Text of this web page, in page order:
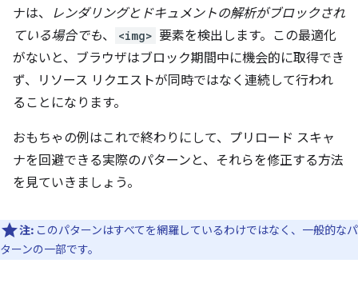
ナは、
レンダリングとドキュメントの解析がブロックされ
ている場合でも、 <img> 要素を検出します。この最適化
がないと、ブラウザはブロック期間中に機会的に取得でき
ず、リソース リクエストが同時ではなく連続して行われ
ることになります。
おもちゃの例はこれで終わりにして、プリロード スキャ
ナを回避できる実際のパターンと、それらを修正する方法
を見ていきましょう。
注: このパターンはすべてを網羅しているわけではなく、一般的なパ
ターンの一部です。